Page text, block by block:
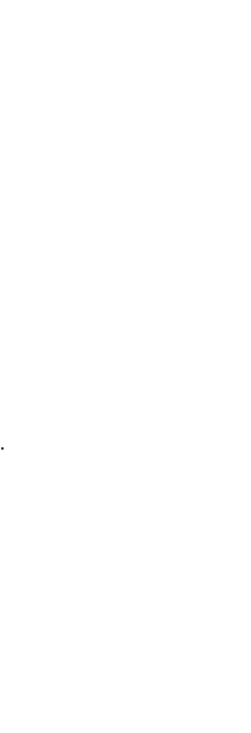
یک آیتم در سبد خرید شما وجود دارد.